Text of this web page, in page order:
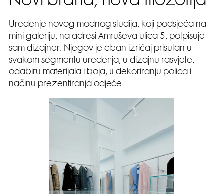
Uređenje novog modnog studija, koji podsjeća na
mini galeriju, na adresi Amruševa ulica 5, potpisuje
sam dizajner. Njegov je clean izričaj prisutan u
svakom segmentu uređenja, u dizajnu rasvjete,
odabiru materijala i boja, u dekoriranju polica i
načinu prezentiranja odjeće.